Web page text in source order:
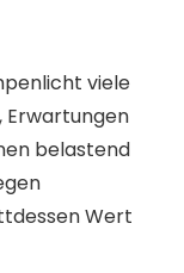
viele
Erwartungen
belastend
Wert